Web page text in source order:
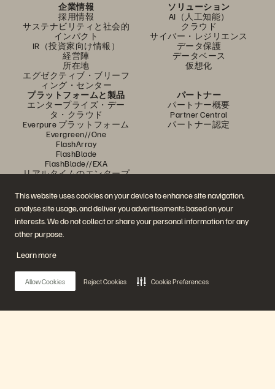
This website uses cookies on your device to enhance site navigation,
analyse site usage, and deliver you advertisements based on your
interests. We do not collect or share your personal information for any
other purpose.
Learn more
Allow Cookies Reject Cookies Cookie Preferences
企業情報
採用情報
サステナビリティと社会的
インパクト
IR（投資家向け情報）
経営陣
所在地
エグゼクティブ・ブリーフ
ィング・センター
ソリューション
AI（人工知能）
クラウド
サイバー・レジリエンス
データ保護
データベース
仮想化
プラットフォームと製品
エンタープライズ・デー
タ・クラウド
Everpure プラットフォーム
Evergreen//One
FlashArray
FlashBlade
FlashBlade//EXA
リアルタイムのエンタープ
Portworx
パートナー
パートナー概要
Partner Central
パートナー認定
Pure360 デモ
イベントと Web セミナー
製品その他の最新情報
ニュースルーム
お客さまコミュニティ
ナレッジ・用語
ご相談・お問い合わせ
認定プログラム